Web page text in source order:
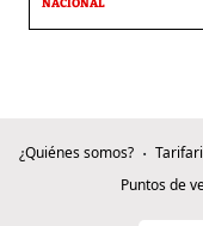
NACIONAL
¿Quiénes somos?
Puntos de